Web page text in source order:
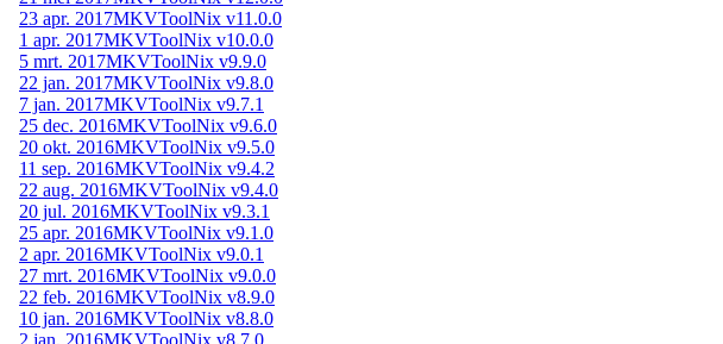
23 apr. 2017MKVToolNix v11.0.0
1 apr. 2017MKVToolNix v10.0.0
5 mrt. 2017MKVToolNix v9.9.0
22 jan. 2017MKVToolNix v9.8.0
7 jan. 2017MKVToolNix v9.7.1
25 dec. 2016MKVToolNix v9.6.0
20 okt. 2016MKVToolNix v9.5.0
11 sep. 2016MKVToolNix v9.4.2
22 aug. 2016MKVToolNix v9.4.0
20 jul. 2016MKVToolNix v9.3.1
25 apr. 2016MKVToolNix v9.1.0
2 apr. 2016MKVToolNix v9.0.1
27 mrt. 2016MKVToolNix v9.0.0
22 feb. 2016MKVToolNix v8.9.0
10 jan. 2016MKVToolNix v8.8.0